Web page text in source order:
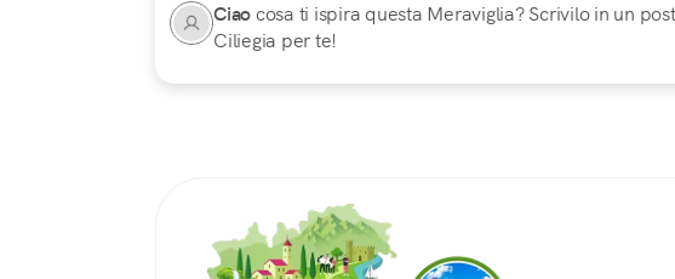
Ciaocosa ti ispira questa Meraviglia? Scrivilo in un
Ciliegia per te!